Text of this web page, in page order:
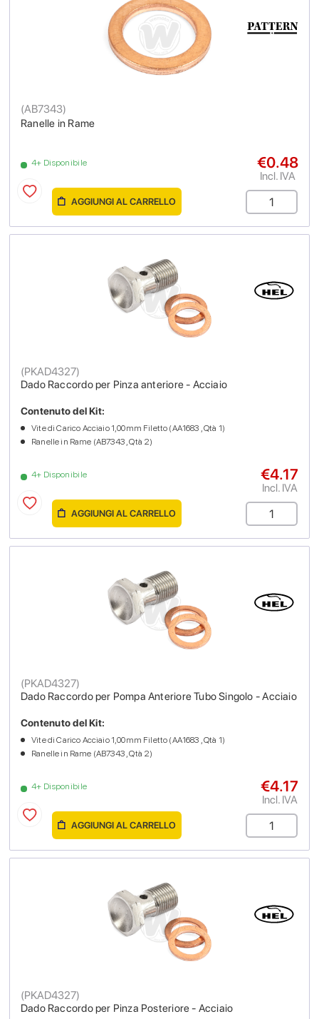
Ranelle in Rame
(AB7343)
4+ Disponibile €0.48
Incl. IVA
AGGIUNGI AL CARRELLO
Dado Raccordo per Pinza anteriore - Acciaio
(PKAD4327)
4+ Disponibile
Contenuto del Kit:
Vite di Carico Acciaio 1,00mm Filetto (AA1683 , Qtà 1)
Ranelle in Rame (AB7343 , Qtà 2)
€4.17
Incl. IVA
AGGIUNGI AL CARRELLO
Dado Raccordo per Pompa Anteriore Tubo Singolo - Acciaio
(PKAD4327)
4+ Disponibile
Contenuto del Kit:
Vite di Carico Acciaio 1,00mm Filetto (AA1683 , Qtà 1)
Ranelle in Rame (AB7343 , Qtà 2)
€4.17
Incl. IVA
AGGIUNGI AL CARRELLO
Dado Raccordo per Pinza Posteriore - Acciaio
(PKAD4327)